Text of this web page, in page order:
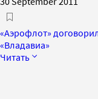
«Аэрофлот»
«Владавиа»
Читать